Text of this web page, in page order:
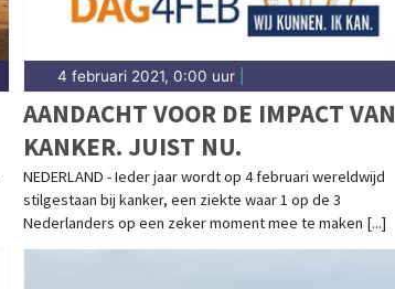
4 februari 2021, 0:00 uur|
AANDACHT VOOR DE IMPACT VAN
KANKER. JUIST NU.
NEDERLAND - Ieder jaar wordt op 4 februari wereldwijd
stilgestaan bij kanker, een ziekte waar 1 op de 3
Nederlanders op een zeker moment mee te maken [...]